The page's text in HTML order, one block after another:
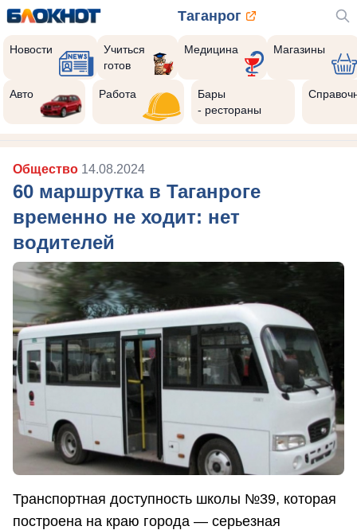
Таганрог
Новости
Учиться
готов
Медицина Магазины
Авто Работа
Бары
- рестораны
Общество 14.08.2024
60 маршрутка в Таганроге
временно не ходит: нет
водителей
Транспортная доступность школы №39, которая
построена на краю города — серьезная